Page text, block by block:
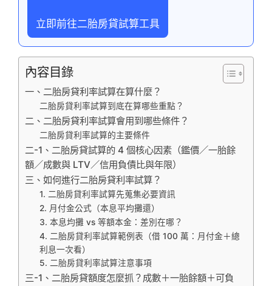
立即前往二胎房貸試算工具
內容目錄
一、二胎房貸利率試算在算什麼？
二胎房貸利率試算到底在算哪些重點？
二、二胎房貸利率試算會用到哪些條件？
二胎房貸利率試算的主要條件
二-1、二胎房貸試算的 4 個核心因素（鑑價／一胎餘
額／成數與 LTV／信用負債比與年限）
三、如何進行二胎房貸利率試算？
1. 二胎房貸利率試算先蒐集必要資訊
2. 月付金公式（本息平均攤還）
3. 本息均攤 vs 等額本金：差別在哪？
4. 二胎房貸利率試算範例表（借 100 萬：月付金＋總
利息一次看）
5. 二胎房貸利率試算注意事項
三-1、二胎房貸額度怎麼抓？成數＋一胎餘額＋可負